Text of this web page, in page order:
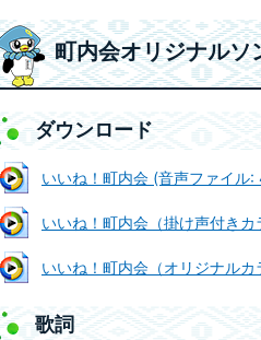
町内会オリジナルソ
ダウンロード
いいね！町内会 (音声ファイル
いいね！町内会（掛け声付き
いいね！町内会（オリジナル
歌詞